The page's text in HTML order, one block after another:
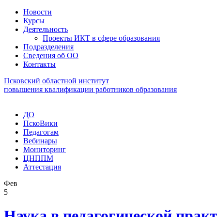
Новости
Курсы
Деятельность
Проекты ИКТ в сфере образования
Подразделения
Сведения об ОО
Контакты
Псковский областной институт
повышения квалификации работников образования
ДО
ПскоВики
Педагогам
Вебинары
Мониторинг
ЦНППМ
Аттестация
Фев
5